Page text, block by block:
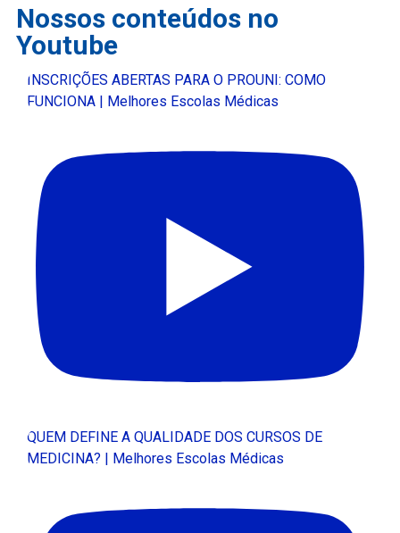
Nossos conteúdos no
Youtube
INSCRIÇÕES ABERTAS PARA O PROUNI: COMO
FUNCIONA | Melhores Escolas Médicas
QUEM DEFINE A QUALIDADE DOS CURSOS DE
MEDICINA? | Melhores Escolas Médicas